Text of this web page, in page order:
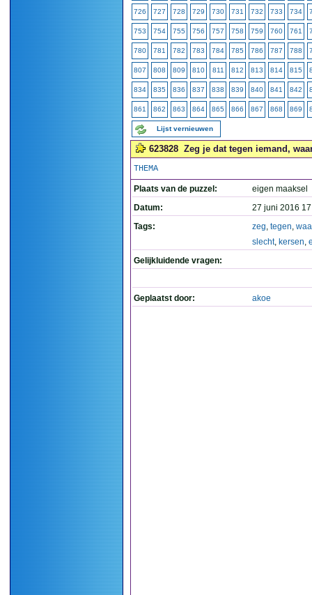
726 727 728 729 730 731 732 733 734
753 754 755 756 757 758 759 760 761
780 781 782 783 784 785 786 787 788
807 808 809 810 811 812 813 814 815
834 835 836 837 838 839 840 841 842
861 862 863 864 865 866 867 868 869
Lijst vernieuwen
623828 Zeg je dat tegen iemand,
THEMA
Plaats van de puzzel:
eigen maaksel
Datum:
27 juni 2016
Tags:
zeg, tegen,
slecht, kersen,
Gelijkluidende vragen:
Geplaatst door: akoe